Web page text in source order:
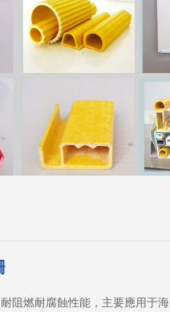
阻燃耐腐蝕性能，主要應用于海